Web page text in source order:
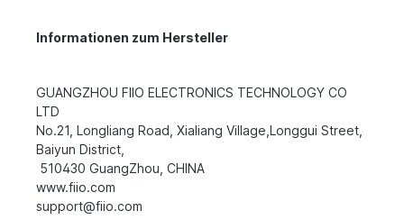
Informationen zum Hersteller
GUANGZHOU FIIO ELECTRONICS TECHNOLOGY CO
LTD
No.21, Longliang Road, Xialiang Village,Longgui Street,
Baiyun District,
510430 GuangZhou, CHINA
www.fiio.com
support@fiio.com